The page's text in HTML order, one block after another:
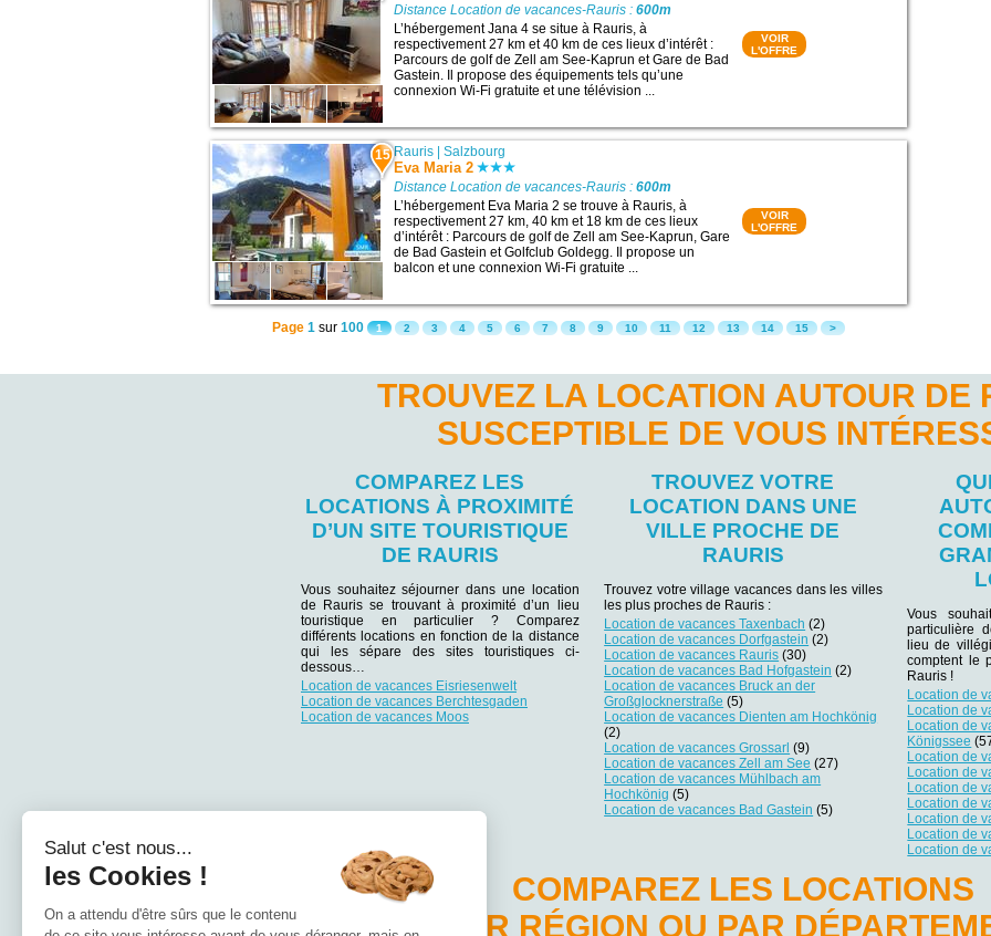
Distance Location de vacances-Rauris :600m
L’hébergement Jana 4 se situe à Rauris, à
respectivement 27 km et 40 km de ces lieux d’intérêt :
Parcours de golf de Zell am See-Kaprun et Gare de Bad
Gastein. Il propose des équipements tels qu’une
connexion Wi-Fi gratuite et une télévision ...
VOIR
L'OFFRE
15 Rauris |Salzbourg
Eva Maria 2
Distance Location de vacances-Rauris :600m
L’hébergement Eva Maria 2 se trouve à Rauris, à
respectivement 27 km, 40 km et 18 km de ces lieux
d’intérêt : Parcours de golf de Zell am See-Kaprun, Gare
de Bad Gastein et Golfclub Goldegg. Il propose un
balcon et une connexion Wi-Fi gratuite ...
VOIR
L'OFFRE
Page 1 sur 100 1 2 3 4 5 6 7 8 9 10 11 12 13 14 15 >
TROUVEZ LA LOCATION AUTOUR DE
SUSCEPTIBLE DE VOUS
COMPAREZ LES
LOCATIONS À PROXIMITÉ
D’UN SITE TOURISTIQUE
DE RAURIS
Vous souhaitez séjourner dans une location
de Rauris se trouvant à proximité d’un lieu
touristique en particulier ? Comparez
différents locations en fonction de la distance
qui les sépare des sites touristiques ci-
dessous…
Location de vacances Eisriesenwelt
Location de vacances Berchtesgaden
Location de vacances Moos
TROUVEZ VOTRE
LOCATION DANS UNE
VILLE PROCHE DE
RAURIS
Trouvez votre village vacances dans les villes
les plus proches de Rauris :
Location de vacances Taxenbach (2)
Location de vacances Dorfgastein (2)
Location de vacances Rauris (30)
Location de vacances Bad Hofgastein (2)
Location de vacances Bruck an der
Großglocknerstraße (5)
Location de vacances Dienten am Hochkönig
(2)
Location de vacances Grossarl (9)
Location de vacances Zell am See (27)
Location de vacances Mühlbach am
Hochkönig (5)
Location de vacances Bad Gastein (5)
Vous
particulière
lieu de
comptent le
Rauris !
Location de
Location de
Location de
Königssee
Location de
Location de
Location de
Location de
Location de
Location de
Location de
COMPAREZ LES LOCATIONS
PAR RÉGION OU PAR
Salut c'est nous...
les Cookies !
On a attendu d'être sûrs que le contenu